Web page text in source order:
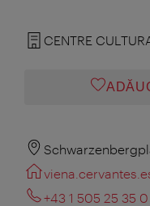
CENTRE
+43 1 505 25 35 0